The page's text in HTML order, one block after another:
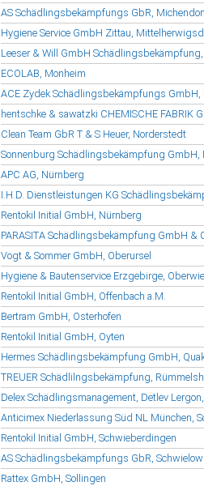
AS Schädlingsbekämpfungs GbR,
Hygiene Service GmbH Zittau,
Leeser & Will GmbH
ECOLAB, Monheim
ACE Zydek Schädlingsbekämpfungs
hentschke & sawatzki CHEMISCHE FABRIK
Clean Team GbR T & S Heuer, Norderstedt
Sonnenburg Schädlingsbekämpfung GmbH,
APC AG, Nürnberg
I.H.D. Dienstleistungen KG
Rentokil Initial GmbH, Nürnberg
PARASITA Schädlingsbekämpfung GmbH &
Vogt & Sommer GmbH, Oberursel
Hygiene & Bautenservice Erzgebirge,
Rentokil Initial GmbH, Offenbach a.M.
Bertram GmbH, Osterhofen
Rentokil Initial GmbH, Oyten
Hermes Schädlingsbekämpfung GmbH,
TREUER Schädlilngsbekämpfung,
Delex Schädlingsmanagement, Detlev
Anticimex Niederlassung Süd NL München,
Rentokil Initial GmbH, Schwieberdingen
AS Schädlingsbekämpfungs GbR,
Rattex GmbH, Sollingen